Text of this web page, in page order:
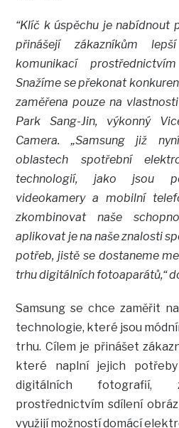
“Klíč k úspěchu je nabídnout
přinášejí zákazníkům
komunikací
Snažíme se překonat
zaměřena pouze na
Park Sang-Jin, výkonný
Camera. „Samsung již
oblastech spotřební
technologií, jako jsou
videokamery a mobilní
zkombinovat naše
aplikovat je na naše znalosti
potřeb, jistě se dostaneme
trhu digitálních fotoaparátů,“
Samsung se chce zaměřit
technologie, které jsou
trhu. Cílem je přinášet
které naplní jejich
digitálních fotografií,
prostřednictvím sdílení
využijí možností domácí